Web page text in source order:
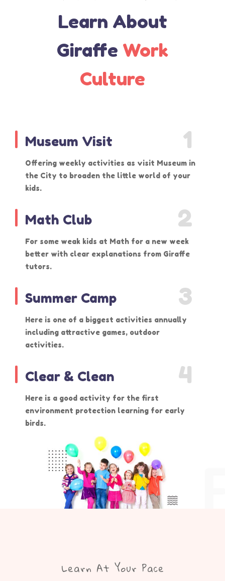
Learn About
Giraffe Work
Culture
Museum Visit
Offering weekly activities as visit Museum in
the City to broaden the little world of your
kids.
1
Math Club
For some weak kids at Math for a new week
better with clear explanations from Giraffe
tutors.
2
Summer Camp
Here is one of a biggest activities annually
including attractive games, outdoor
activities.
3
Clear & Clean
Here is a good activity for the first
environment protection learning for early
birds.
4
Learn At Your Pace